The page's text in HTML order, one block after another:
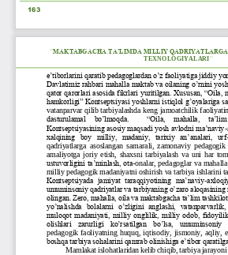
163
“MAKTABGACHA TA’LIMDA MILLIY
TEXNOLOGIYALARI”
e’tiborlarini qaratib pedagoglardan o’z faoliyatiga jiddiy
Davlatimiz rahbari mahalla maktab va oilaning o’rnini
qator qarorlari asosida fikrlari yuritilgan. Xususan, “Oila,
hamkorligi” Kontseptsiyasi yoshlarni istiqlol g’oyalariga
vatanparvar qilib tarbiyalashda keng jamoatchilik
dasturulamal  bo’lmoqda.    “Oila,  mahalla,  ta’lim
Kontseptsiyasining asosiy maqsadi yosh avlodni ma’naviy-
xalqining  boy  milliy,  madaniy,  tarixiy  an’analari,  urf
qadriyatlarga  asoslangan  samarali,  zamonaviy
amaliyotga  joriy  etish,  shaxsni  tarbiyalash  va  uni  har
ustuvorligini ta’minlash, ota-onalar, pedagoglar va
milliy pedagogik madaniyatni oshirish va tarbiya ishlarini
Kontseptsiyada  jamiyat  taraqqiyotining  ma’naviy-
umuminsoniy qadriyatlar va tarbiyaning o’zaro
olingan. Zero, mahalla, oila va maktabgacha ta’lim
yo’nalishda  bolalarni  o’zligini  anglashi,
muloqot madaniyati, milliy onglilik, milliy odob, fidoyilik
olishlari  zarurligi  ko’rsatilgan  bo’lsa,  umuminsoniy
pedagogik  faoliyatning  huquq,  iqtisodiy,  jismoniy,  aqliy,
boshqa tarbiya sohalarini qamrab olinishiga e’tibor
Mamlakat islohatlaridan kelib chiqib, tarbiya